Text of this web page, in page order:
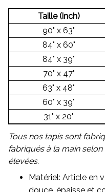
Taille (inch)
90" x 63"
84" x 60"
84" x 39"
70" x 47"
63" x 48"
60" x 39"
31" x 20"
Tous nos tapis sont
fabriqués à la main
élevées.
Matériel: Article en